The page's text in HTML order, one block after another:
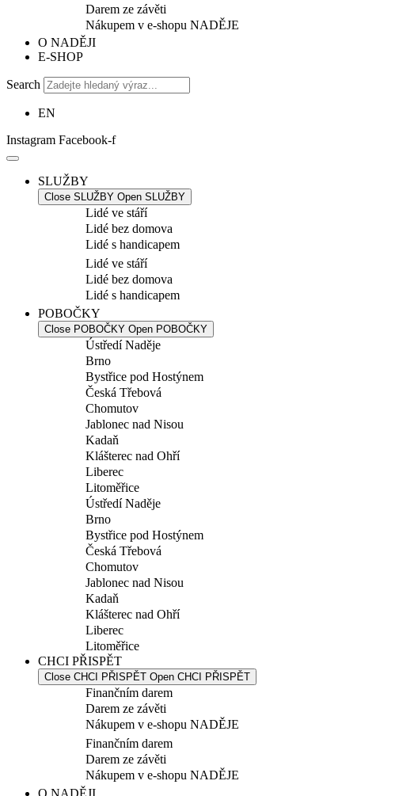
Darem ze závěti
Nákupem v e-shopu NADĚJE
O NADĚJI
E-SHOP
Search
EN
Instagram Facebook-f
SLUŽBY
Close SLUŽBY Open SLUŽBY
Lidé ve stáří
Lidé bez domova
Lidé s handicapem
Lidé ve stáří
Lidé bez domova
Lidé s handicapem
POBOČKY
Close POBOČKY Open POBOČKY
Ústředí Naděje
Brno
Bystřice pod Hostýnem
Česká Třebová
Chomutov
Jablonec nad Nisou
Kadaň
Klášterec nad Ohří
Liberec
Litoměřice
Ústředí Naděje
Brno
Bystřice pod Hostýnem
Česká Třebová
Chomutov
Jablonec nad Nisou
Kadaň
Klášterec nad Ohří
Liberec
Litoměřice
CHCI PŘISPĚT
Close CHCI PŘISPĚT Open CHCI PŘISPĚT
Finančním darem
Darem ze závěti
Nákupem v e-shopu NADĚJE
Finančním darem
Darem ze závěti
Nákupem v e-shopu NADĚJE
O NADĚJI